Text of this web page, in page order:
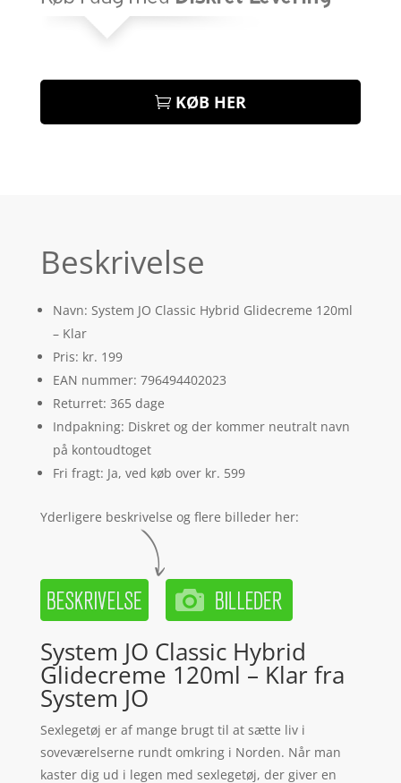
KØB HER
Beskrivelse
Navn: System JO Classic Hybrid Glidecreme 120ml
– Klar
Pris: kr. 199
EAN nummer: 796494402023
Returret: 365 dage
Indpakning: Diskret og der kommer neutralt navn
på kontoudtoget
Fri fragt: Ja, ved køb over kr. 599
Yderligere beskrivelse og flere billeder her:
System JO Classic Hybrid
Glidecreme 120ml – Klar fra
System JO
Sexlegetøj er af mange brugt til at sætte liv i
soveværelserne rundt omkring i Norden. Når man
kaster dig ud i legen med sexlegetøj, der giver en